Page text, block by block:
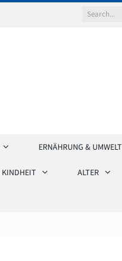
ERNÄHRUNG & UMWELT
KINDHEIT ALTER